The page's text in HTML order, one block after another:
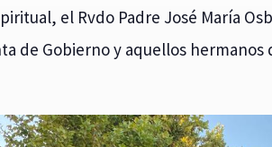
el Rvdo Padre José María
de Gobierno y aquellos hermanos